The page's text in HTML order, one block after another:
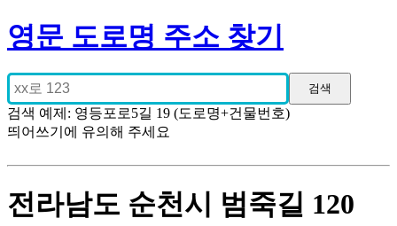
영문 도로명 주소 찾기
검색 예제: 영등포로5길 19 (도로명+건물번호)
띄어쓰기에 유의해 주세요
전라남도 순천시 범죽길 120